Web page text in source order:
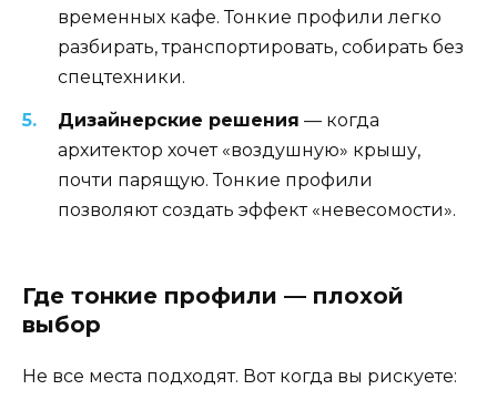
временных кафе. Тонкие профили легко
разбирать, транспортировать, собирать без
спецтехники.
Дизайнерские решения — когда
архитектор хочет «воздушную» крышу,
почти парящую. Тонкие профили
позволяют создать эффект «невесомости».
Где тонкие профили — плохой
выбор
Не все места подходят. Вот когда вы рискуете: